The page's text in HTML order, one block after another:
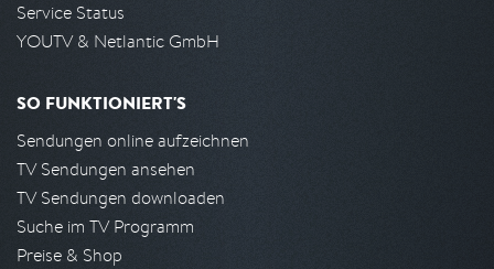
Service Status
YOUTV & Netlantic GmbH
SO FUNKTIONIERT'S
Sendungen online aufzeichnen
TV Sendungen ansehen
TV Sendungen downloaden
Suche im TV Programm
Preise & Shop